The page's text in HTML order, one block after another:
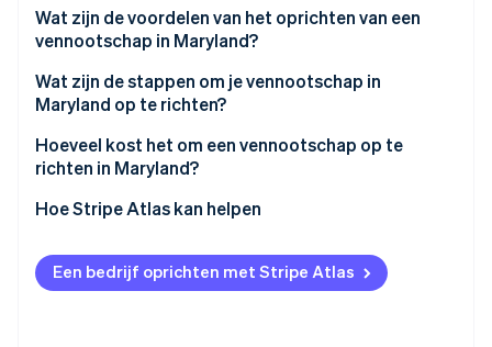
Stripe Sessions 2026
Ontdek hoe Stripe de economische
Nu bekijken
Een bedrijfsstructuur met echte vangrails
Flexibele belastingstatus
Wat zijn de voordelen van het oprichten van een
vennootschap in Maryland?
Continuïteit en overdraagbaar eigendom
Een duidelijke structuur die investeerders kennen
Fiscale flexibiliteit
Eenvoudige compliance in één staat
Wat zijn de stappen om je vennootschap in
Maryland op te richten?
Kies een geschikte, beschikbare naam
Stel een geregistreerde agent in Maryland aan
Stel je statuten op en dien ze in
Kies de status van S Corporation (indien van
toepassing)
Hoeveel kost het om een vennootschap op te
richten in Maryland?
Hoe Stripe Atlas kan helpen
Aanmelden bij Atlas
Betalingen accepteren en bankieren voordat je EIN-
Een bedrijf oprichten met Stripe Atlas